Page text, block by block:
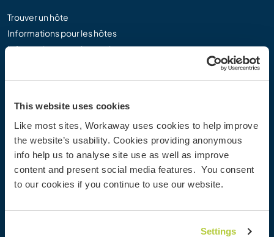
This website uses cookies
Like most sites, Workaway uses cookies to help improve
the website’s usability. Cookies providing anonymous
info help us to analyse site use as well as improve
content and present social media features. You consent
to our cookies if you continue to use our website.
Settings
Trouver un hôte
Informations pour les hôtes
Informations pour les workawayers
S'inscrire comme hôte
Réductions et partenaires
Workaway Blog
Galerie de photos Workaway